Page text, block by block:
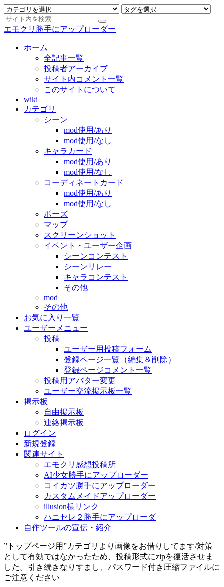
エモクリ勝手にアップローダー
ホーム
全記事一覧
投稿者アーカイブ
サイト内コメント一覧
このサイトについて
wiki
カテゴリ
シーン
mod使用/あり
mod使用/なし
キャラカード
mod使用/あり
mod使用/なし
コーディネートカード
mod使用/あり
mod使用/なし
ポーズ
マップ
スクリーンショット
イベント・ユーザー企画
シーンコンテスト
シーンリレー
キャラコンテスト
その他
mod
その他
お気に入り一覧
ユーザーメニュー
投稿
ユーザー用投稿フォーム
登録ページ一覧（編集＆削除）
登録ページコメント一覧
投稿用アバター変更
ユーザー交流掲示板一覧
掲示板
自由掲示板
連絡掲示板
ログイン
新規登録
関連サイト
エモクリ感想投稿所
AI少女勝手にアップローダー
コイカツ勝手にアップローダー
カスタムメイドアップローダー
illusion様リンク
ハニセレ２勝手にアップローダ
自作ツールの宣伝・紹介
”トップページ用”カテゴリより画像をお借りしてます/対策
として有効ではなかったため、投稿形式にzipを復活させま
した。引き続きなりすまし、パスワード付き圧縮ファイルに
ご注意ください